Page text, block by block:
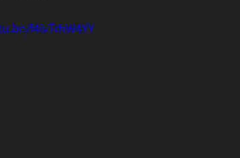
f4ivTrhW4YY